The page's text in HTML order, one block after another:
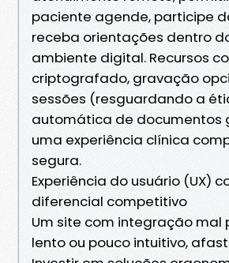
paciente agende, participe
receba orientações dentro
ambiente digital. Recursos
criptografado, gravação
sessões (resguardando a
automática de documentos
uma experiência clínica
segura.
Experiência do usuário (UX)
diferencial competitivo
Um site com integração mal
lento ou pouco intuitivo,